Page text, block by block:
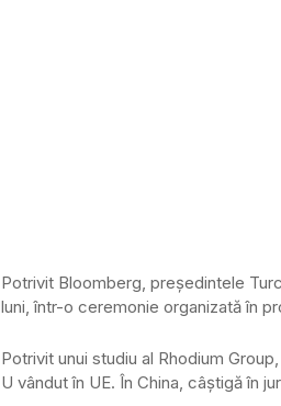
Potrivit Bloomberg, președintele
luni, într-o ceremonie organizată în
Potrivit unui studiu al Rhodium
U vândut în UE. În China, câștigă în